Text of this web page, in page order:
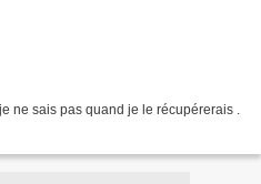
ne sais pas quand je le récupérerais .